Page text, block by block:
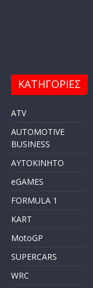
ΚΑΤΗΓΟΡΙΕΣ
ATV
AUTOMOTIVE
BUSINESS
AYTOKINHTO
eGAMES
FORMULA 1
KART
MotoGP
SUPERCARS
WRC